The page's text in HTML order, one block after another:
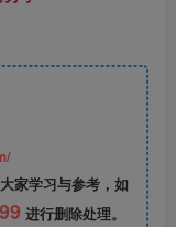
家学习与参考，如
进行删除处理。